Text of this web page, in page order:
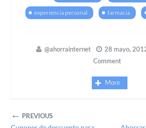
experiencia personal farmacia
@ahorrainternet 28 mayo,
Comment
More
← PREVIOUS